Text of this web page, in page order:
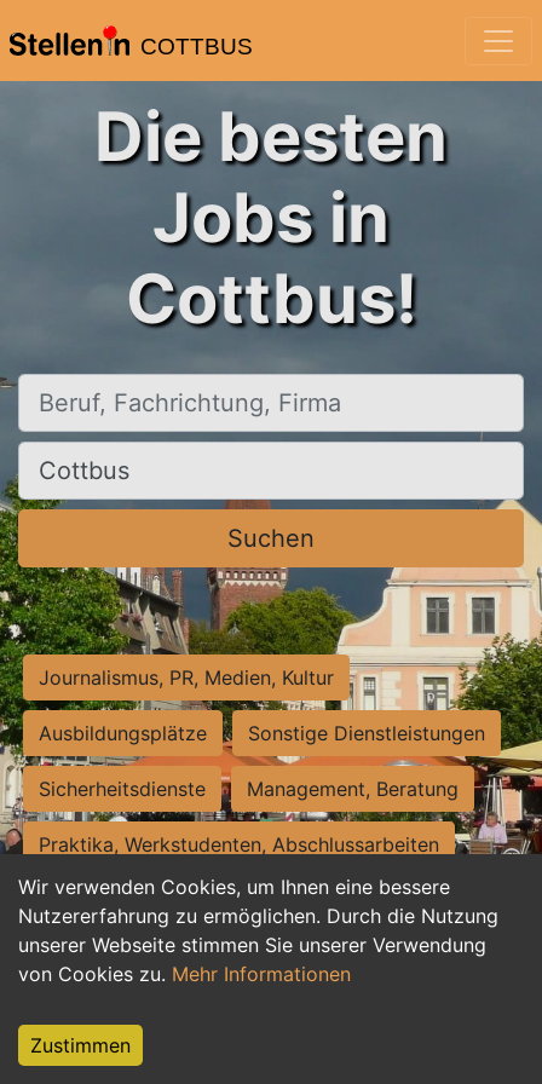
COTTBUS
Wir verwenden Cookies, um Ihnen eine bessere
Nutzererfahrung zu ermöglichen. Durch die Nutzung
unserer Webseite stimmen Sie unserer Verwendung
von Cookies zu. Mehr Informationen
Zustimmen
Die besten
Jobs in
Cottbus!
Beruf, Fachrichtung, Firma
Ort, Stadt
Suchen
Journalismus, PR, Medien, Kultur
Ausbildungsplätze Sonstige Dienstleistungen
Sicherheitsdienste Management, Beratung
Praktika, Werkstudenten, Abschlussarbeiten
Personalwesen Assistenz, Sekretariat
Hilfskräfte, Aushilfs- und Nebenjobs
Weiterbildung, Studium, duale Ausbildung